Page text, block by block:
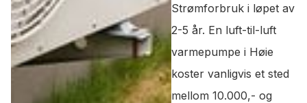
Strømforbruk i løpet av
2-5 år. En luft-til-luft
varmepumpe i Høie
koster vanligvis et sted
mellom 10.000,- og